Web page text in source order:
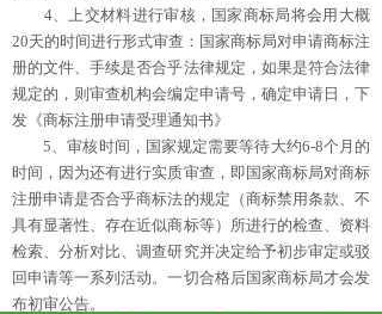
4、上交材料进行审核，国家商标局将会用大概
20天的时间进行形式审查：国家商标局对申请商标注
册的文件、手续是否合乎法律规定，如果是符合法律
规定的，则审查机构会编定申请号，确定申请日，下
发《商标注册申请受理通知书》
5、审核时间，国家规定需要等待大约6-8个月的
时间，因为还有进行实质审查，即国家商标局对商标
注册申请是否合乎商标法的规定（商标禁用条款、不
具有显著性、存在近似商标等）所进行的检查、资料
检索、分析对比、调查研究并决定给予初步审定或驳
回申请等一系列活动。一切合格后国家商标局才会发
布初审公告。